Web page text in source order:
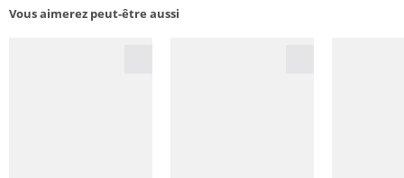
Vous aimerez peut-être aussi